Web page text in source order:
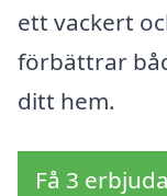
ett vackert
förbättrar
ditt hem.
Få 3